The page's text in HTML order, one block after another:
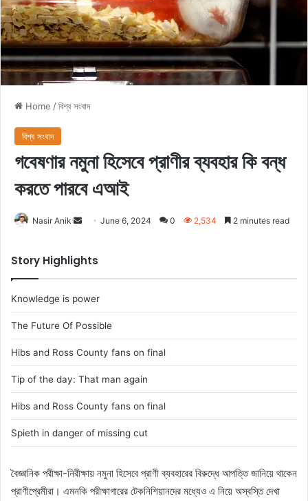
Home /বিশ্ব সংবাদ
বিশ্ব সংবাদ
গবেষণার নমুনা হিসেবে প্রাণীর ব্যবহার কি বন্ধ
করতে পারবে এআই
Nasir Anik
n
a
i
June 6, 2024 0 2,534 2 minutes read
Story Highlights
Knowledge is power
The Future Of Possible
Hibs and Ross County fans on final
Tip of the day: That man again
Hibs and Ross County fans on final
Spieth in danger of missing cut
বৈজ্ঞানিক পরীক্ষা-নিরীক্ষায় নমুনা হিসেবে প্রাণী ব্যবহারের বিরুদ্ধে আপত্তি জানিয়ে থাকেন
প্রাণীপ্রেমীরা। এমনকি পরীক্ষাগারের টেকনিশিয়ানদের মধ্যেও এ নিয়ে অস্বস্তি দেখা